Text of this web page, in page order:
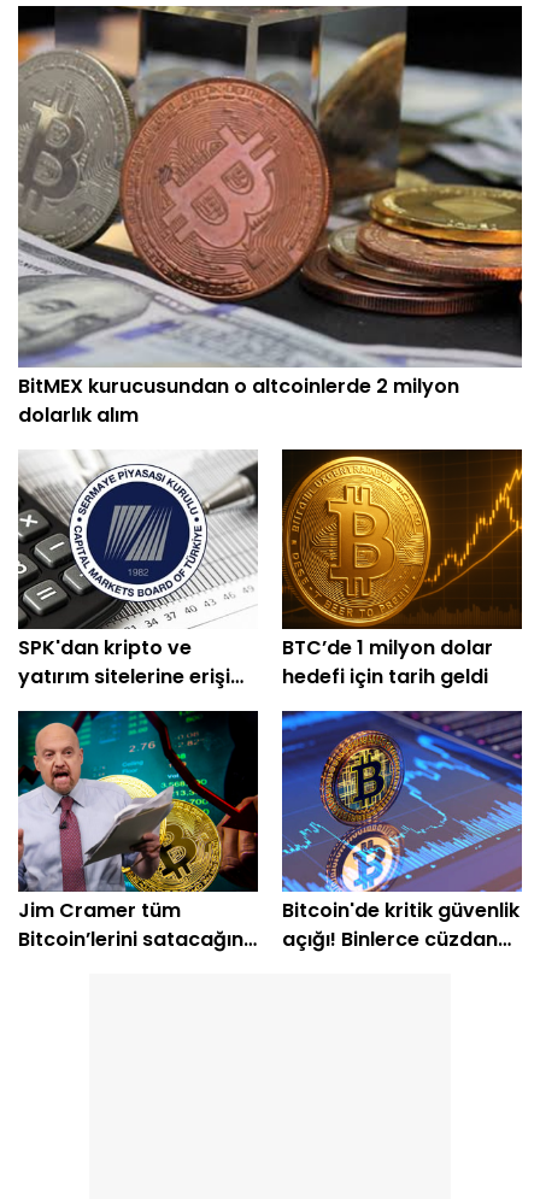
BitMEX kurucusundan o altcoinlerde 2 milyon
dolarlık alım
SPK'dan kripto ve
yatırım sitelerine erişim
engeli
BTC’de 1 milyon dolar
hedefi için tarih geldi
Jim Cramer tüm
Bitcoin’lerini satacağını
Bitcoin'de kritik güvenlik
açığı! Binlerce cüzdan